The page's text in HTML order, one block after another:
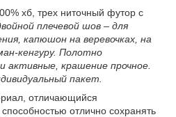
хб, трех ниточный футор с
плечевой шов – для
капюшон на веревочках, на
кенгуру. Полотно
активные, крашение прочное.
пакет.
отличающийся
отлично сохранять